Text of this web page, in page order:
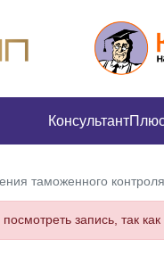
таможенного
запись, так